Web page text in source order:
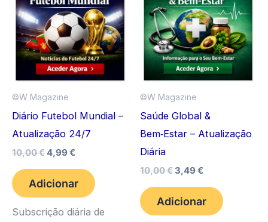
©️W Magazine
Diário Futebol Mundial –
Atualização 24/7
10,00€O
era:
10,00 €.
4,99€O
atual
é:
4,99 €.
Adicionar
Subscrição diária de
©️W Magazine
Saúde Global &
Bem‑Estar – Atualização
Diária
10,00€ O
era:
10,00 €.
3,49€O
atual
é:
3,49 €.
Adicionar